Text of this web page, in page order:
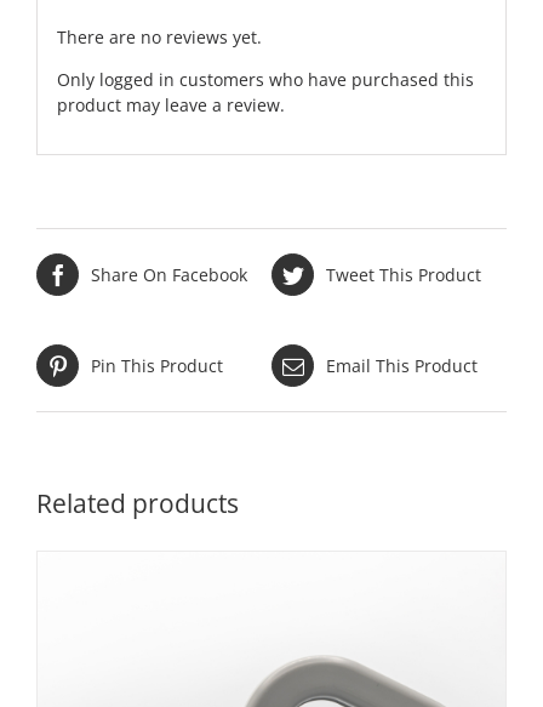
There are no reviews yet.
Only logged in customers who have purchased this
product may leave a review.
Share On Facebook Tweet This Product
Pin This Product Email This Product
Related products